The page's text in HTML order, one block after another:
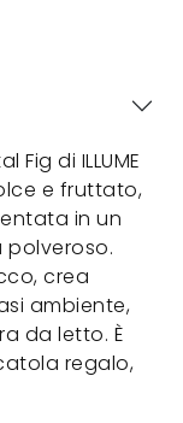
di ILLUME
e fruttato,
in un
crea
ambiente,
da letto. È
regalo,